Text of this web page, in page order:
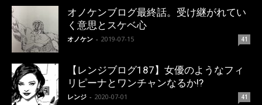
オノケンブログ最終話。受け継がれてい
く意思とスケベ心
オノケン - 2019-07-15 41
【レンジブログ187】女優のようなフィ
リピーナとワンチャンなるか!?
レンジ - 2020-07-01 41